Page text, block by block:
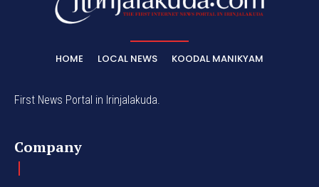
HOME LOCAL NEWS KOODAL MANIKYAM
First News Portal in Irinjalakuda.
Company